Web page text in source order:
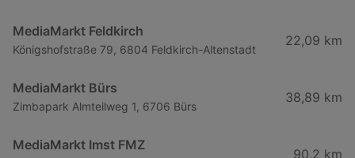
MediaMarkt Feldkirch
Königshofstraße 79, 6804 Feldkirch-Altenstadt
22,09 km
MediaMarkt Bürs
Zimbapark Almteilweg 1, 6706 Bürs
38,89 km
MediaMarkt Imst FMZ
90,2 km